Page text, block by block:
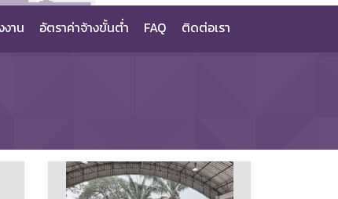
าน อัตราค่าจ้างขั้นต่ำ FAQ ติดต่อเรา